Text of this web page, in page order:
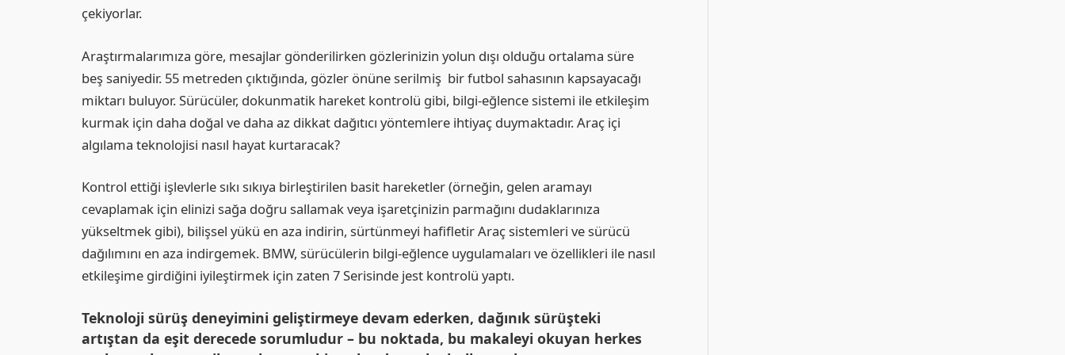
çekiyorlar.
Araştırmalarımıza göre, mesajlar gönderilirken gözlerinizin yolun dışı olduğu ortalama süre
beş saniyedir. 55 metreden çıktığında, gözler önüne serilmiş bir futbol sahasının kapsayacağı
miktarı buluyor. Sürücüler, dokunmatik hareket kontrolü gibi, bilgi-eğlence sistemi ile etkileşim
kurmak için daha doğal ve daha az dikkat dağıtıcı yöntemlere ihtiyaç duymaktadır. Araç içi
algılama teknolojisi nasıl hayat kurtaracak?
Kontrol ettiği işlevlerle sıkı sıkıya birleştirilen basit hareketler (örneğin, gelen aramayı
cevaplamak için elinizi sağa doğru sallamak veya işaretçinizin parmağını dudaklarınıza
yükseltmek gibi), bilişsel yükü en aza indirin, sürtünmeyi hafifletir Araç sistemleri ve sürücü
dağılımını en aza indirgemek. BMW, sürücülerin bilgi-eğlence uygulamaları ve özellikleri ile nasıl
etkileşime girdiğini iyileştirmek için zaten 7 Serisinde jest kontrolü yaptı.
Teknoloji sürüş deneyimini geliştirmeye devam ederken, dağınık sürüşteki
artıştan da eşit derecede sorumludur – bu noktada, bu makaleyi okuyan herkes